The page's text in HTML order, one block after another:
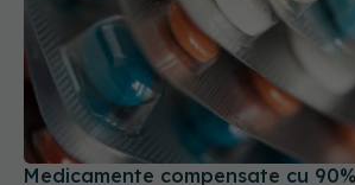
Medicamente compensate cu